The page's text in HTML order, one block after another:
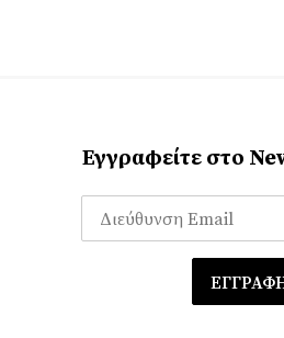
Εγγραφείτε στο